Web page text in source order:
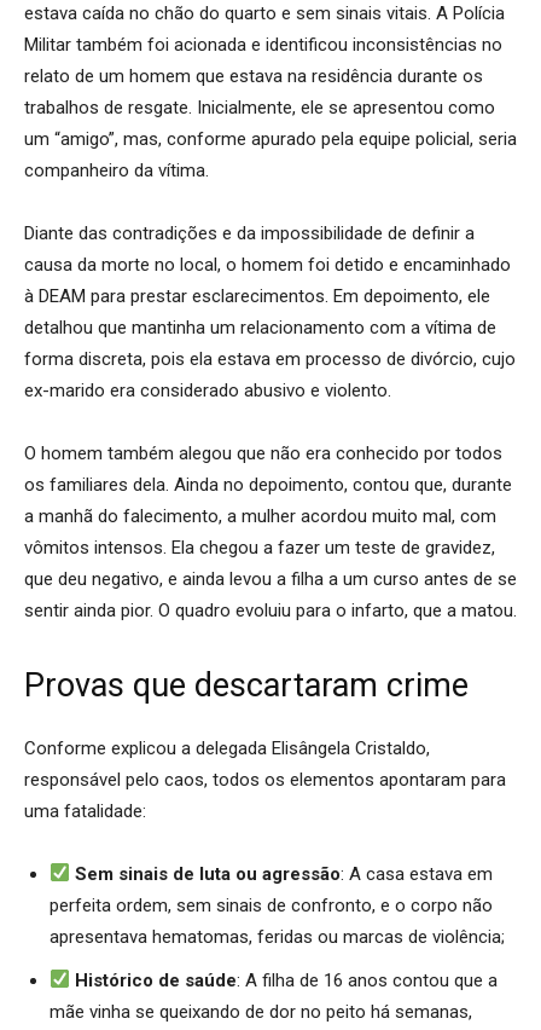
estava caída no chão do quarto e sem sinais vitais. A Polícia
Militar também foi acionada e identificou inconsistências no
relato de um homem que estava na residência durante os
trabalhos de resgate. Inicialmente, ele se apresentou como
um “amigo”, mas, conforme apurado pela equipe policial, seria
companheiro da vítima.
Diante das contradições e da impossibilidade de definir a
causa da morte no local, o homem foi detido e encaminhado
à DEAM para prestar esclarecimentos. Em depoimento, ele
detalhou que mantinha um relacionamento com a vítima de
forma discreta, pois ela estava em processo de divórcio, cujo
ex-marido era considerado abusivo e violento.
O homem também alegou que não era conhecido por todos
os familiares dela. Ainda no depoimento, contou que, durante
a manhã do falecimento, a mulher acordou muito mal, com
vômitos intensos. Ela chegou a fazer um teste de gravidez,
que deu negativo, e ainda levou a filha a um curso antes de se
sentir ainda pior. O quadro evoluiu para o infarto, que a matou.
Provas que descartaram crime
Conforme explicou a delegada Elisângela Cristaldo,
responsável pelo caos, todos os elementos apontaram para
uma fatalidade:
Sem sinais de luta ou agressão: A casa estava em
perfeita ordem, sem sinais de confronto, e o corpo não
apresentava hematomas, feridas ou marcas de violência;
Histórico de saúde: A filha de 16 anos contou que a
mãe vinha se queixando de dor no peito há semanas,